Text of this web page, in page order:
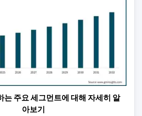
는 주요 세그먼트에 대해 자세히 알
아보기